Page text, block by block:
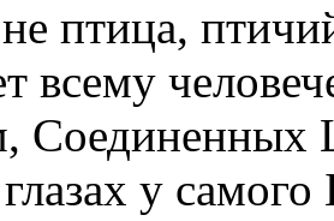
птица,
всему
Соединенных
у